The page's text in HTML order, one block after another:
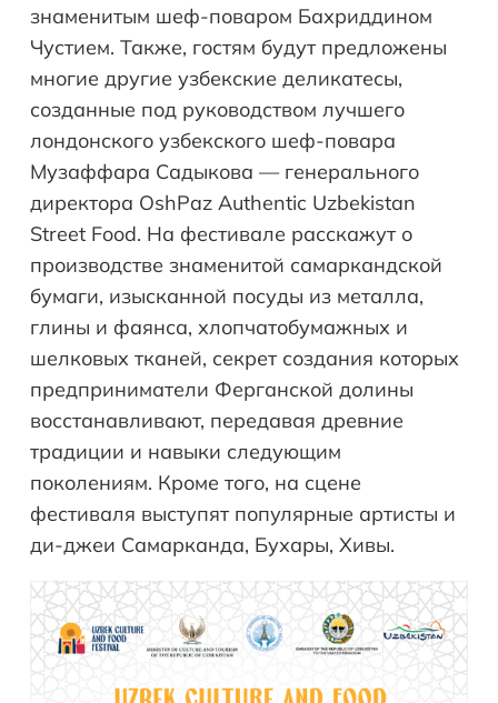
знаменитым шеф-поваром Бахриддином
Чустием. Также, гостям будут предложены
многие другие узбекские деликатесы,
созданные под руководством лучшего
лондонского узбекского шеф-повара
Музаффара Садыкова — генерального
директора OshPaz Authentic Uzbekistan
Street Food. На фестивале расскажут о
производстве знаменитой самаркандской
бумаги, изысканной посуды из металла,
глины и фаянса, хлопчатобумажных и
шелковых тканей, секрет создания которых
предприниматели Ферганской долины
восстанавливают, передавая древние
традиции и навыки следующим
поколениям. Кроме того, на сцене
фестиваля выступят популярные артисты и
ди-джеи Самарканда, Бухары, Хивы.